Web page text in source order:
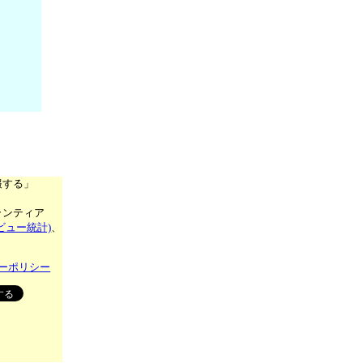
る」
ティア
ュー統計)、
ポリシー